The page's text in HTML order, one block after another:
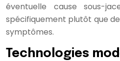
éventuelle cause sous-
spécifiquement plutôt que
symptômes.
Technologies